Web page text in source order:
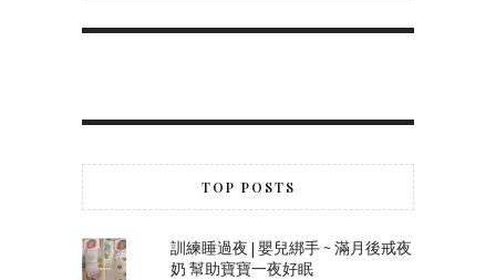
TOP POSTS
訓練睡過夜 | 嬰兒綁手 ~ 滿月後戒夜
奶 幫助寶寶一夜好眠